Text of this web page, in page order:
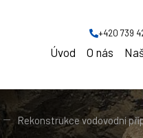
+420 739
Úvod O nás
demoliční a bourací práce
Rekonstrukce vodovodní